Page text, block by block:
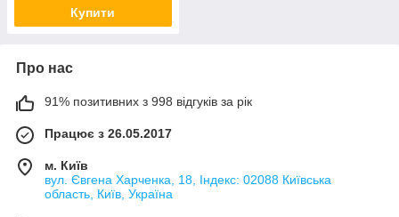
Купити
Про нас
91% позитивних з 998 відгуків за рік
Працює з 26.05.2017
м. Київ
вул. Євгена Харченка, 18, Індекс: 02088 Київська
область, Київ, Україна